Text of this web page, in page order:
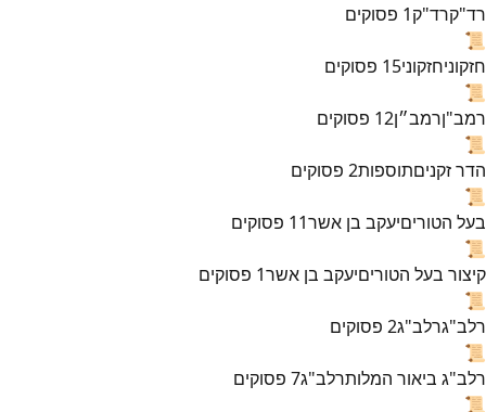
רד"קרד"ק1 פסוקים
📜
חזקוניחזקוני15 פסוקים
📜
רמב"ןרמב״ן12 פסוקים
📜
הדר זקניםתוספות2 פסוקים
📜
בעל הטוריםיעקב בן אשר11 פסוקים
📜
קיצור בעל הטוריםיעקב בן אשר1 פסוקים
📜
רלב"גרלב"ג2 פסוקים
📜
רלב"ג ביאור המלותרלב"ג7 פסוקים
📜